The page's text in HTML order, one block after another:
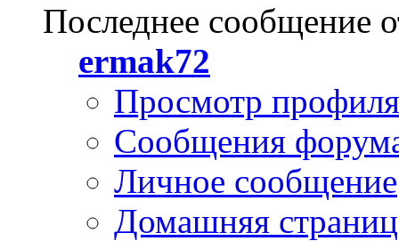
Последнее сообщение
ermak72
Просмотр профиля
Сообщения
Личное сообщение
Домашняя